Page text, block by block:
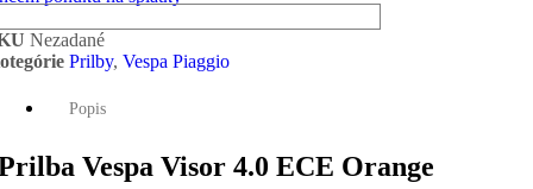
Nezadané
Prilby, Vespa Piaggio
Popis
Vespa Visor 4.0 ECE Orange